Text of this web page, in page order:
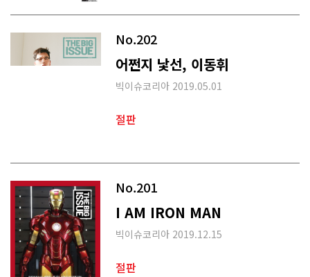
No.202
어쩐지 낯선, 이동휘
빅이슈코리아 2019.05.01
절판
No.201
I AM IRON MAN
빅이슈코리아 2019.12.15
절판